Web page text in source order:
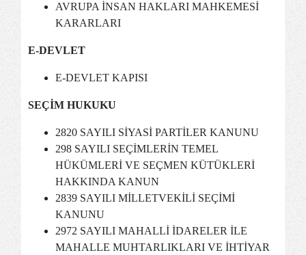
AVRUPA İNSAN HAKLARI MAHKEMESİ
KARARLARI
E-DEVLET
E-DEVLET KAPISI
SEÇİM HUKUKU
2820 SAYILI SİYASİ PARTİLER KANUNU
298 SAYILI SEÇİMLERİN TEMEL
HÜKÜMLERİ VE SEÇMEN KÜTÜKLERİ
HAKKINDA KANUN
2839 SAYILI MİLLETVEKİLİ SEÇİMİ
KANUNU
2972 SAYILI MAHALLİ İDARELER İLE
MAHALLE MUHTARLIKLARI VE İHTİYAR